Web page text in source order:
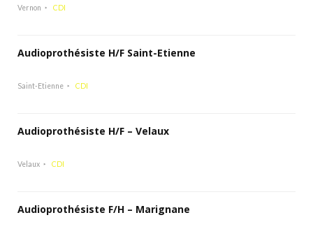
Vernon CDI
Audioprothésiste H/F Saint-Etienne
Saint-Etienne CDI
Audioprothésiste H/F – Velaux
Velaux CDI
Audioprothésiste F/H – Marignane